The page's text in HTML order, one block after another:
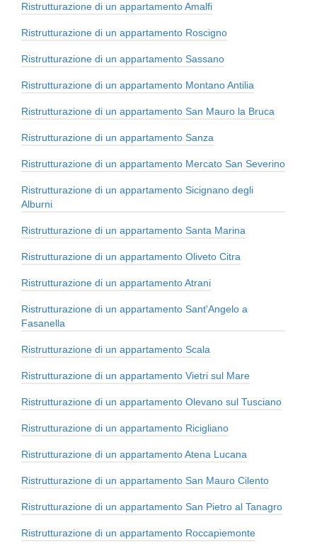
Ristrutturazione di un appartamento Amalfi
Ristrutturazione di un appartamento Roscigno
Ristrutturazione di un appartamento Sassano
Ristrutturazione di un appartamento Montano Antilia
Ristrutturazione di un appartamento San Mauro la Bruca
Ristrutturazione di un appartamento Sanza
Ristrutturazione di un appartamento Mercato San Severino
Ristrutturazione di un appartamento Sicignano degli
Alburni
Ristrutturazione di un appartamento Santa Marina
Ristrutturazione di un appartamento Oliveto Citra
Ristrutturazione di un appartamento Atrani
Ristrutturazione di un appartamento Sant'Angelo a
Fasanella
Ristrutturazione di un appartamento Scala
Ristrutturazione di un appartamento Vietri sul Mare
Ristrutturazione di un appartamento Olevano sul Tusciano
Ristrutturazione di un appartamento Ricigliano
Ristrutturazione di un appartamento Atena Lucana
Ristrutturazione di un appartamento San Mauro Cilento
Ristrutturazione di un appartamento San Pietro al Tanagro
Ristrutturazione di un appartamento Roccapiemonte